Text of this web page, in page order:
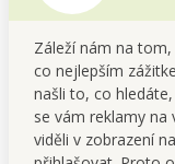
Záleží nám na
co nejlepším
našli to, co
se vám reklamy na
viděli v zobrazení